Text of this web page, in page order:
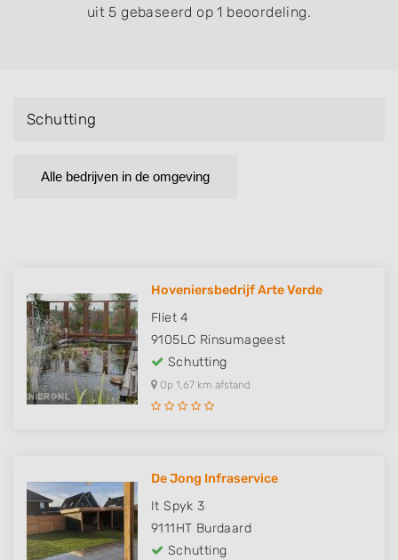
uit 5 gebaseerd op 1 beoordeling.
Schutting
Alle bedrijven in de omgeving
Hoveniersbedrijf Arte Verde
Fliet 4
9105LC Rinsumageest
Schutting
Op 1,67 km afstand
De Jong Infraservice
It Spyk 3
9111HT Burdaard
Schutting